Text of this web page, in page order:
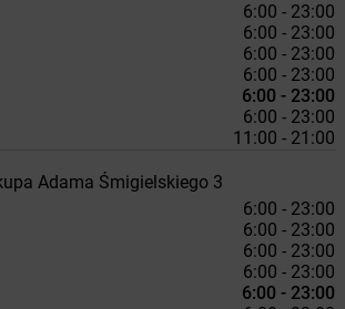
6:00 - 23:00
6:00 - 23:00
6:00 - 23:00
6:00 - 23:00
6:00 - 23:00
6:00 - 23:00
11:00 - 21:00
Adama Śmigielskiego 3
6:00 - 23:00
6:00 - 23:00
6:00 - 23:00
6:00 - 23:00
6:00 - 23:00